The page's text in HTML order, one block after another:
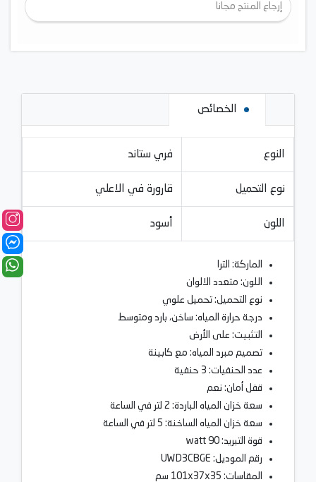
إرجاع المنتج مجانا
الخصائص
النوع فري ستاند
نوع التحميل قارورة في الاعلي
اللون أسود
الماركة: الترا
اللون: متعدد الالوان
نوع التحميل: تحميل علوي
درجة حرارة المياه: ساخن، بارد ومتوسط
التثبيت: على الأرض
تصميم مبرد المياه: مع كابينة
عدد الحنفيات: 3 حنفية
قفل أمان: نعم
سعة خزان المياه الباردة: 2 لتر في الساعة
سعة خزان المياه الساخنة: 5 لتر في الساعة
قوة التبريد: 90 watt
رقم الموديل: UWD3CBGE
المقاسات: 101x37x35 سم